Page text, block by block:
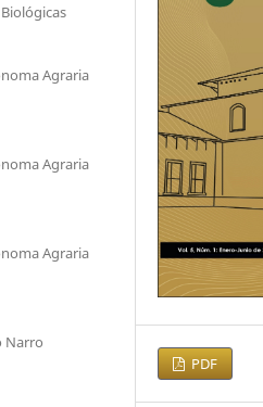
Agraria
Agraria
Agraria
Narro
PDF